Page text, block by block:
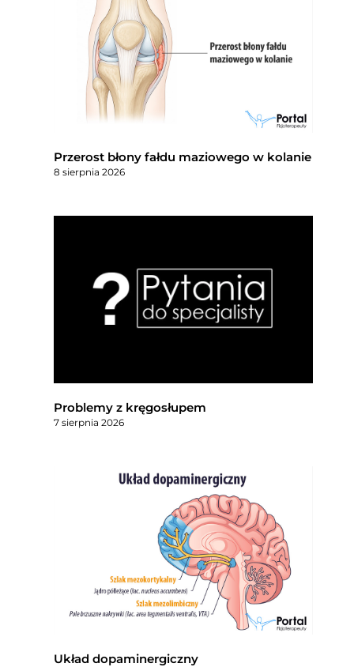
Przerost błony fałdu maziowego w kolanie
8 sierpnia 2026
Problemy z kręgosłupem
7 sierpnia 2026
Układ dopaminergiczny